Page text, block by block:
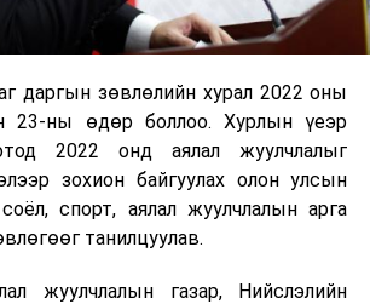
даргын зөвлөлийн хурал 2022 оны
23-ны өдөр боллоо. Хурлын үеэр
2022 онд аялал жуулчлалыг
зохион байгуулах олон улсын
спорт, аялал жуулчлалын арга
танилцуулав.
жуулчлалын газар, Нийслэлийн